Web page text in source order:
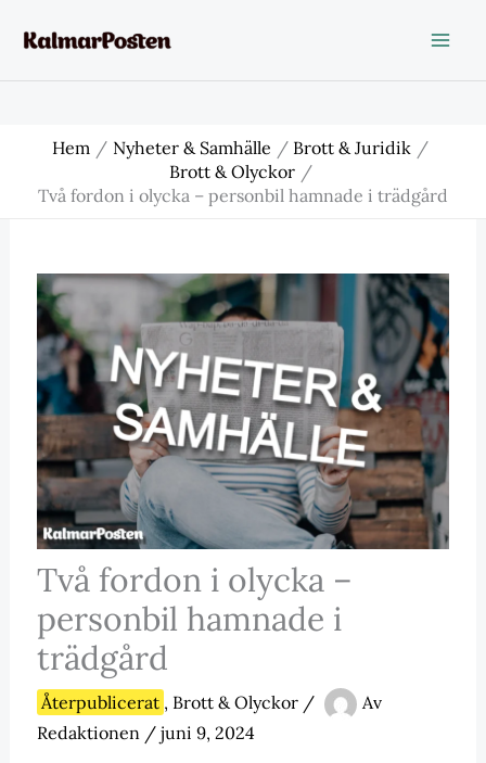
Hem Nyheter & Samhälle
Brott & Juridik
Brott & Olyckor
Två fordon i olycka – personbil hamnade i trädgård
Två fordon i olycka –
personbil hamnade i
trädgård
Återpublicerat , Brott & Olyckor/
Av
Redaktionen / juni 9, 2024